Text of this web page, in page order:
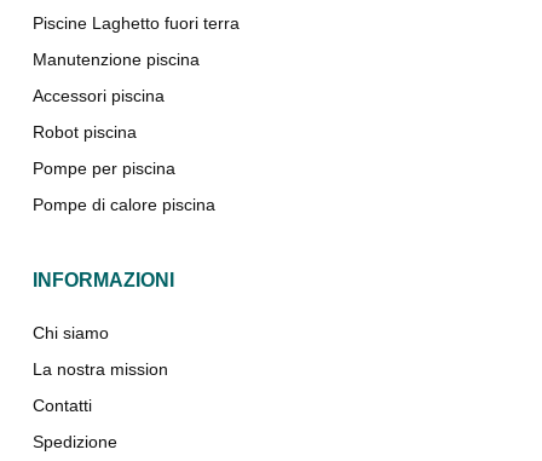
Piscine Laghetto fuori terra
Manutenzione piscina
Accessori piscina
Robot piscina
Pompe per piscina
Pompe di calore piscina
INFORMAZIONI
Chi siamo
La nostra mission
Contatti
Spedizione